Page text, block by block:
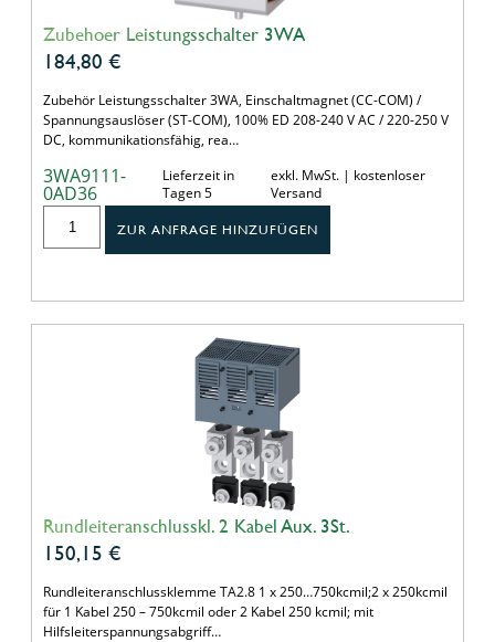
Zubehoer Leistungsschalter 3WA
184,80 €
Zubehör Leistungsschalter 3WA, Einschaltmagnet (CC-COM) /
Spannungsauslöser (ST-COM), 100% ED 208-240 V AC / 220-250 V
DC, kommunikationsfähig, rea…
3WA9111-
0AD36
Lieferzeit in
Tagen 5
exkl. MwSt. | kostenloser
Versand
ZUR ANFRAGE HINZUFÜGEN
Rundleiteranschlusskl. 2 Kabel Aux. 3St.
150,15 €
Rundleiteranschlussklemme TA2.8 1 x 250…750kcmil;2 x 250kcmil
für 1 Kabel 250 – 750kcmil oder 2 Kabel 250 kcmil; mit
Hilfsleiterspannungsabgriff…